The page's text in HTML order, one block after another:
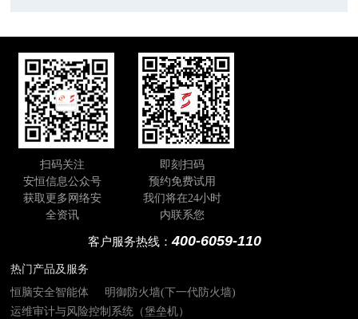
扫码关注
安恒信息公众号
获取更多网络安
全资讯
即刻扫码
预约免费试用
我们将在24小时
内联系您
客户服务热线：400-6059-110
热门产品及服务
恒脑安全智能体
明御防火墙(下一代防火墙)
运维审计与风险控制系统（堡垒机）